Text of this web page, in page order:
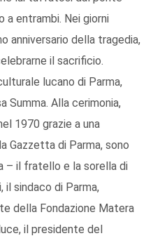
entrambi. Nei giorni
anniversario della tragedia,
il sacrificio.
lucano di Parma,
Alla cerimonia,
1970 grazie a una
Gazzetta di Parma, sono
– il fratello e la sorella di
il sindaco di Parma,
della Fondazione Matera
il presidente del